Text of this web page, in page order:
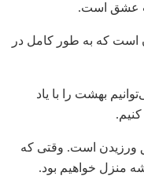
عشق است.
است که به طور کامل در
بهشت را با یاد
ورزیدن است. وقتی که
منزل خواهیم بود.